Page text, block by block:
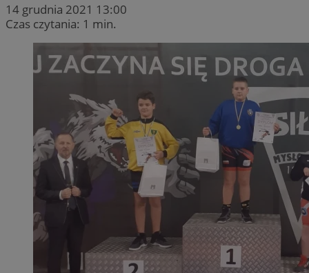
14 grudnia 2021 13:00
Czas czytania: 1 min.